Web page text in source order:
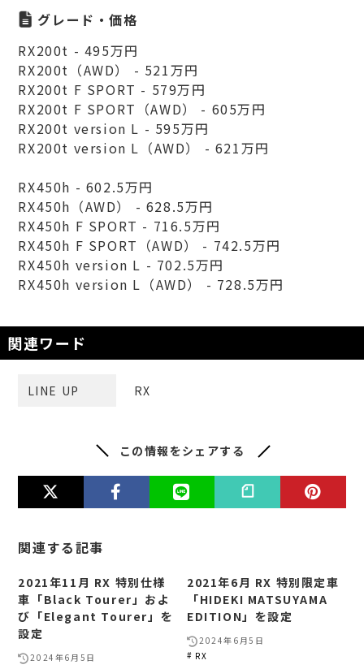
グレード・価格
RX200t - 495万円
RX200t（AWD） - 521万円
RX200t F SPORT - 579万円
RX200t F SPORT（AWD） - 605万円
RX200t version L - 595万円
RX200t version L（AWD） - 621万円
RX450h - 602.5万円
RX450h（AWD） - 628.5万円
RX450h F SPORT - 716.5万円
RX450h F SPORT（AWD） - 742.5万円
RX450h version L - 702.5万円
RX450h version L（AWD） - 728.5万円
関連ワード
LINE UP RX
この情報をシェアする
関連する記事
2021年11月 RX 特別仕様
車「Black Tourer」およ
び「Elegant Tourer」を
設定
2024年6月5日
2021年6月 RX 特別限定車
「HIDEKI MATSUYAMA
EDITION」を設定
2024年6月5日
RX